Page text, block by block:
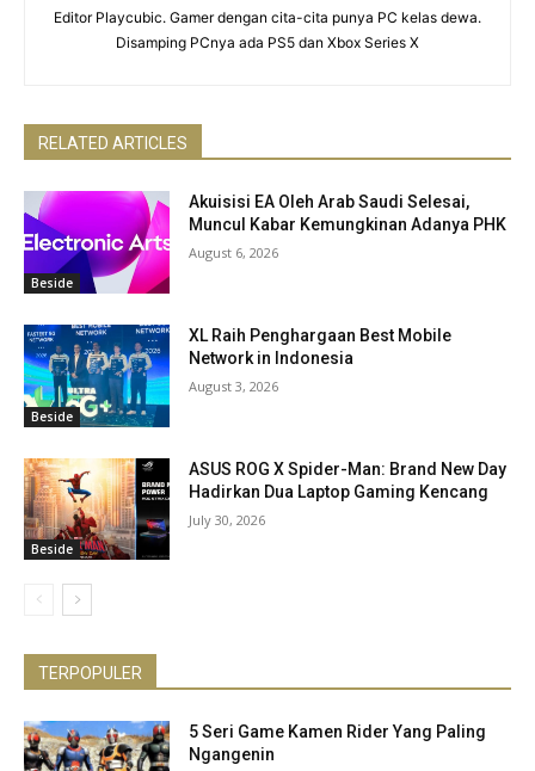
Editor Playcubic. Gamer dengan cita-cita punya PC kelas dewa.
Disamping PCnya ada PS5 dan Xbox Series X
RELATED ARTICLES
Beside
Akuisisi EA Oleh Arab Saudi Selesai,
Muncul Kabar Kemungkinan Adanya PHK
August 6, 2026
Beside
XL Raih Penghargaan Best Mobile
Network in Indonesia
August 3, 2026
Beside
ASUS ROG X Spider-Man: Brand New Day
Hadirkan Dua Laptop Gaming Kencang
July 30, 2026
TERPOPULER
5 Seri Game Kamen Rider Yang Paling
Ngangenin